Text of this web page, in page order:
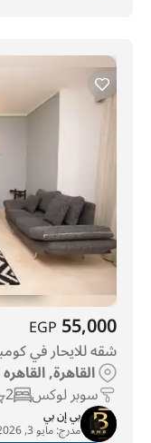
55,000
EGP
شقه للايحار في
القاهرة,
سوبر لوكس 2
بي إن بي
مدرج:مايو 3, 2026